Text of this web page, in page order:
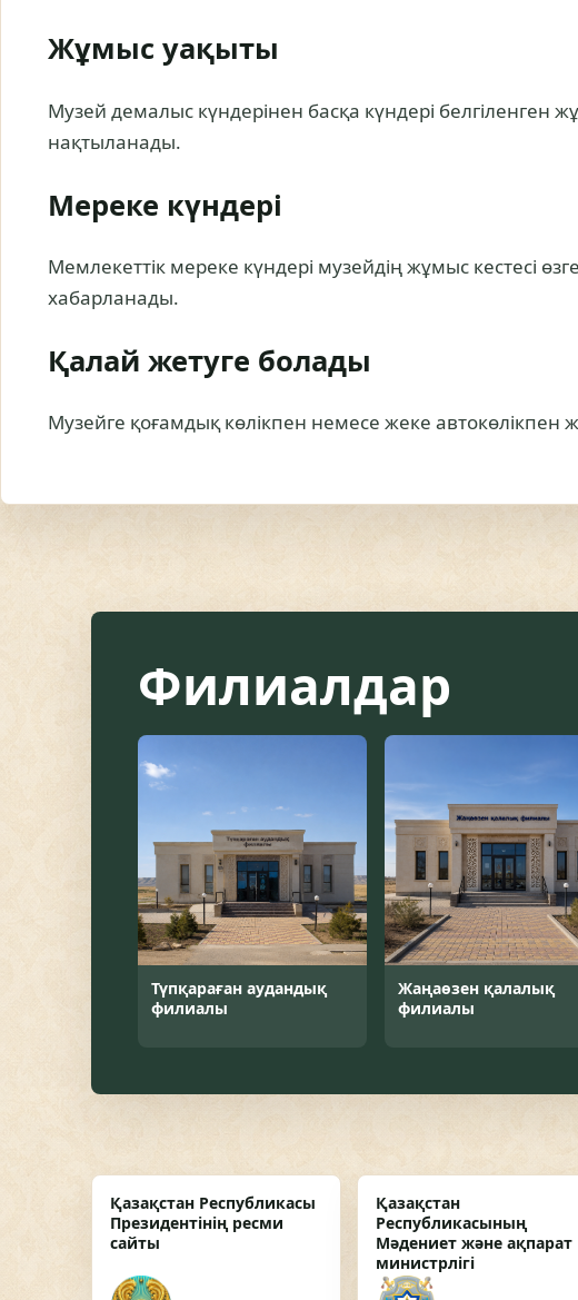
Жұмыс уақыты
Музей демалыс күндерінен басқа күндері белгіленген
нақтыланады.
Мереке күндері
Мемлекеттік мереке күндері музейдің жұмыс кестесі
хабарланады.
Қалай жетуге болады
Музейге қоғамдық көлікпен немесе жеке автокөлікпен
Филиалдар
Түпқараған аудандық
филиалы
Жаңаөзен қалалық
филиалы
Қазақстан Республикасы
Президентінің ресми
сайты
Қазақстан
Республикасының
Мәдениет және ақпарат
министрлігі